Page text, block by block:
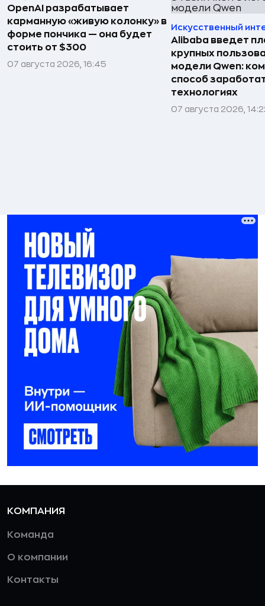
OpenAI разрабатывает
карманную «живую колонку» в
форме пончика — она будет
стоить от $300
07 августа 2026, 16:45
Искусственный
Alibaba введет
крупных
модели Qwen:
способ
технологиях
07 августа 2026,
КОМПАНИЯ
Команда
О компании
Контакты